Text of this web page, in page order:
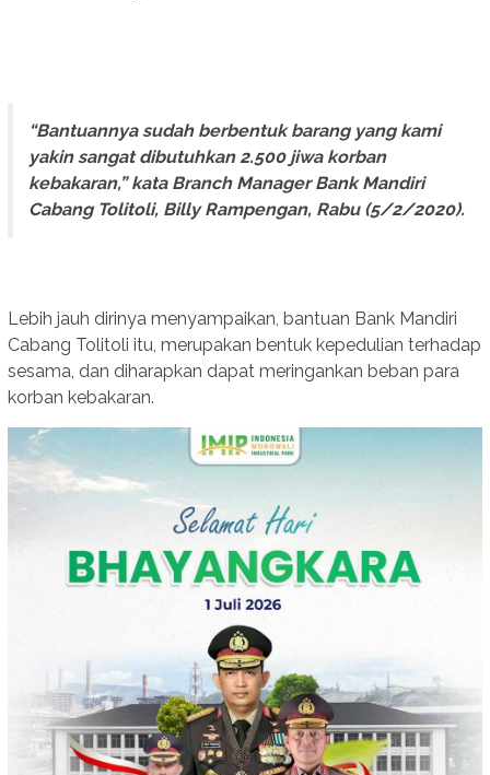
“Bantuannya sudah berbentuk barang yang kami
yakin sangat dibutuhkan 2.500 jiwa korban
kebakaran,” kata Branch Manager Bank Mandiri
Cabang Tolitoli, Billy Rampengan, Rabu (5/2/2020).
Lebih jauh dirinya menyampaikan, bantuan Bank Mandiri
Cabang Tolitoli itu, merupakan bentuk kepedulian terhadap
sesama, dan diharapkan dapat meringankan beban para
korban kebakaran.